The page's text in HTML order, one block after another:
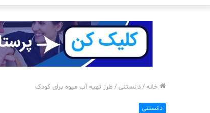
خانه/دانستنی/ طرز تهیه آب میوه برای کودک
دانستنی